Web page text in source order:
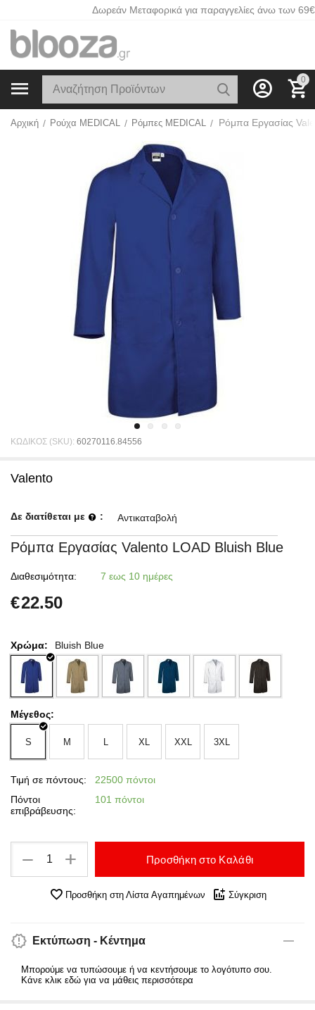
Δωρεάν Μεταφορικά για παραγγελίες άνω των 69€
0
Αρχική / Ρούχα MEDICAL / Ρόμπες MEDICAL / Ρόμπα Εργασίας
ΚΩΔΙΚΟΣ (SKU): 60270116.84556
Valento
Δε διατίθεται με : Αντικαταβολή
Ρόμπα Εργασίας Valento LOAD Bluish Blue
Διαθεσιμότητα: 7 εως 10 ημέρες
€22.50
Χρώμα: Bluish Blue
Μέγεθος:
S M L XL XXL 3XL
Τιμή σε πόντους:
22500 πόντοι
Πόντοι
επιβράβευσης:
101 πόντοι
+
− Προσθήκη στο Καλάθι
Προσθήκη στη Λίστα Αγαπημένων Σύγκριση
Εκτύπωση - Κέντημα
Μπορούμε να τυπώσουμε ή να κεντήσουμε το λογότυπο σου.
Κάνε κλικ εδώ για να μάθεις περισσότερα